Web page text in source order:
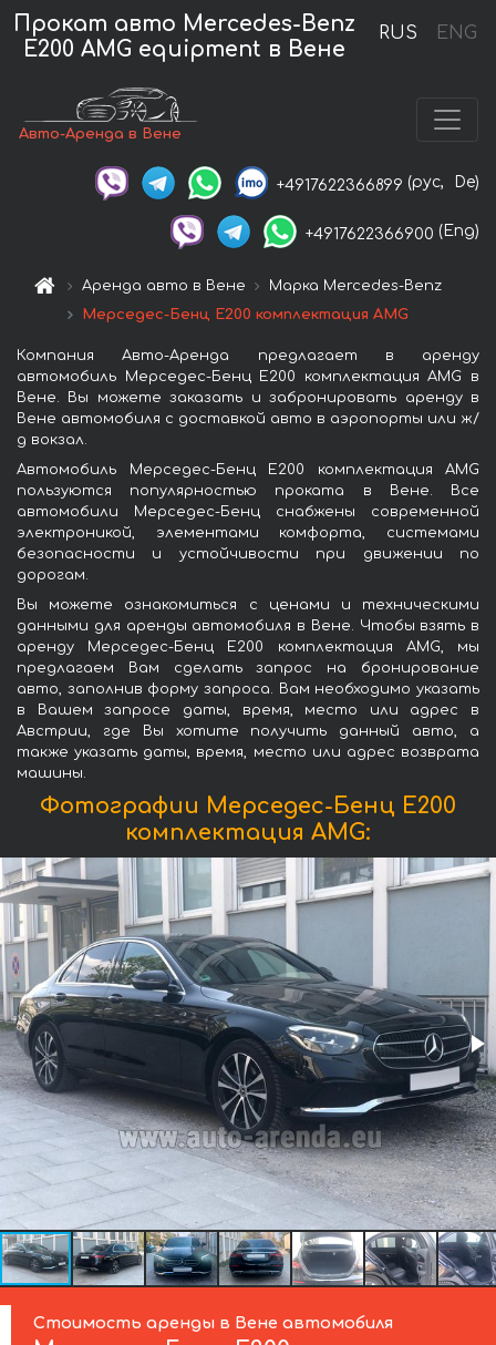
RUS ENG
Прокат авто Mercedes-Benz
E200 AMG equipment в Вене
Авто-Аренда в Вене
+4917622366899 (рус, De)
+4917622366900 (Eng)
Аренда авто в Вене
Марка Mercedes-Benz
Мерседес-Бенц Е200 комплектация AMG
Компания Авто-Аренда предлагает в аренду
автомобиль Мерседес-Бенц Е200 комплектация AMG в
Вене. Вы можете заказать и забронировать аренду в
Вене автомобиля с доставкой авто в аэропорты или ж/
д вокзал.
Автомобиль Мерседес-Бенц Е200 комплектация AMG
пользуются популярностью проката в Вене. Все
автомобили Мерседес-Бенц снабжены современной
электроникой, элементами комфорта, системами
безопасности и устойчивости при движении по
дорогам.
Вы можете ознакомиться с ценами и техническими
данными для аренды автомобиля в Вене. Чтобы взять в
аренду Мерседес-Бенц Е200 комплектация AMG, мы
предлагаем Вам сделать запрос на бронирование
авто, заполнив форму запроса. Вам необходимо указать
в Вашем запросе даты, время, место или адрес в
Австрии, где Вы хотите получить данный авто, а
также указать даты, время, место или адрес возврата
машины.
Фотографии Мерседес-Бенц Е200
комплектация AMG:
Стоимость аренды в Вене автомобиля